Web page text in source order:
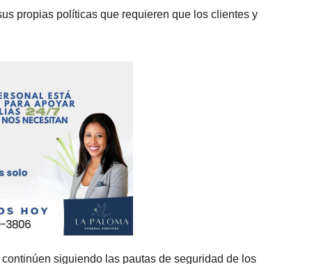
propias políticas que requieren que los clientes y
siguiendo las pautas de seguridad de los